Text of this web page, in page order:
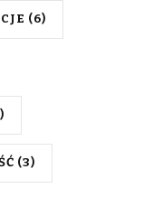
(6)
(3)